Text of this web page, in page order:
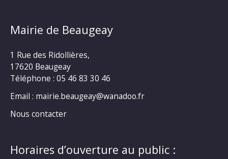
Mairie de Beaugeay
1 Rue des Ridollières,
17620 Beaugeay
Téléphone : 05 46 83 30 46
Email : mairie.beaugeay@wanadoo.fr
Nous contacter
Horaires d’ouverture au public :